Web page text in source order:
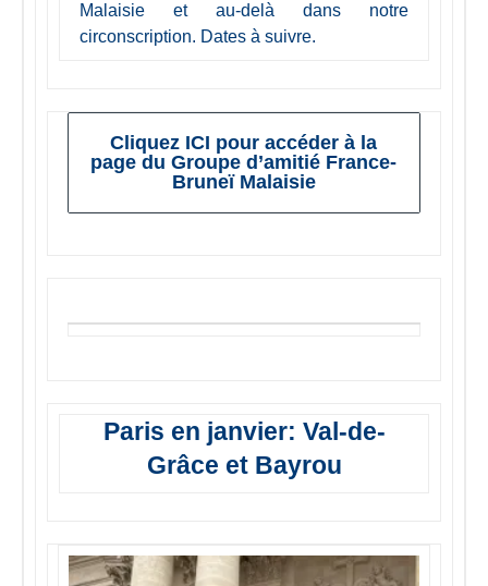
Malaisie et au-delà dans notre
circonscription. Dates à suivre.
Cliquez ICI pour accéder à la
page du Groupe d’amitié France-
Bruneï Malaisie
Paris en janvier: Val-de-
Grâce et Bayrou